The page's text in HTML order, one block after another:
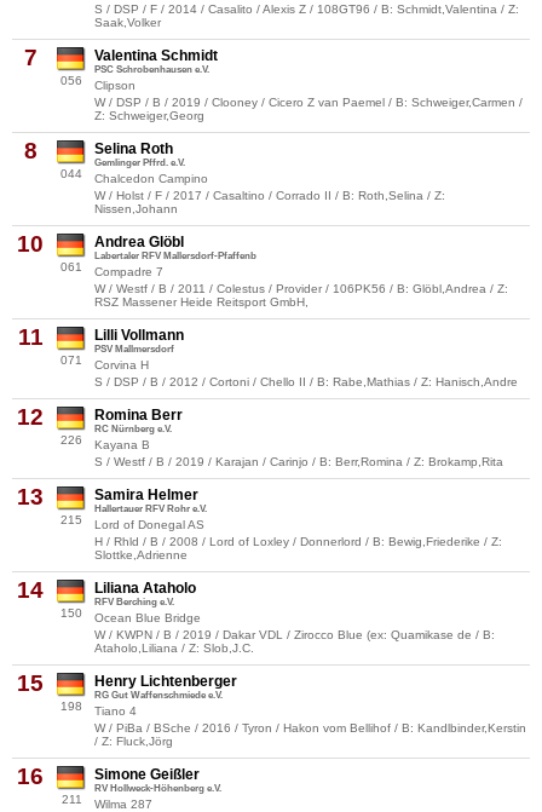
S / DSP / F / 2014 / Casalito / Alexis Z / 108GT96 / B: Schmidt,Valentina / Z:
Saak,Volker
7
056
Valentina Schmidt
PSC Schrobenhausen e.V.
Clipson
W / DSP / B / 2019 / Clooney / Cicero Z van Paemel / B: Schweiger,Carmen /
Z: Schweiger,Georg
8
044
Selina Roth
Gemlinger Pffrd. e.V.
Chalcedon Campino
W / Holst / F / 2017 / Casaltino / Corrado II / B: Roth,Selina / Z:
Nissen,Johann
10
061
Andrea Glöbl
Labertaler RFV Mallersdorf-Pfaffenb
Compadre 7
W / Westf / B / 2011 / Colestus / Provider / 106PK56 / B: Glöbl,Andrea / Z:
RSZ Massener Heide Reitsport GmbH,
11
071
Lilli Vollmann
PSV Mallmersdorf
Corvina H
S / DSP / B / 2012 / Cortoni / Chello II / B: Rabe,Mathias / Z: Hanisch,Andre
12
226
Romina Berr
RC Nürnberg e.V.
Kayana B
S / Westf / B / 2019 / Karajan / Carinjo / B: Berr,Romina / Z: Brokamp,Rita
13
215
Samira Helmer
Hallertauer RFV Rohr e.V.
Lord of Donegal AS
H / Rhld / B / 2008 / Lord of Loxley / Donnerlord / B: Bewig,Friederike / Z:
Slottke,Adrienne
14
150
Liliana Ataholo
RFV Berching e.V.
Ocean Blue Bridge
W / KWPN / B / 2019 / Dakar VDL / Zirocco Blue (ex: Quamikase de / B:
Ataholo,Liliana / Z: Slob,J.C.
15
198
Henry Lichtenberger
RG Gut Waffenschmiede e.V.
Tiano 4
W / PiBa / BSche / 2016 / Tyron / Hakon vom Bellihof / B: Kandlbinder,Kerstin
/ Z: Fluck,Jörg
16
211
Simone Geißler
RV Hollweck-Höhenberg e.V.
Wilma 287